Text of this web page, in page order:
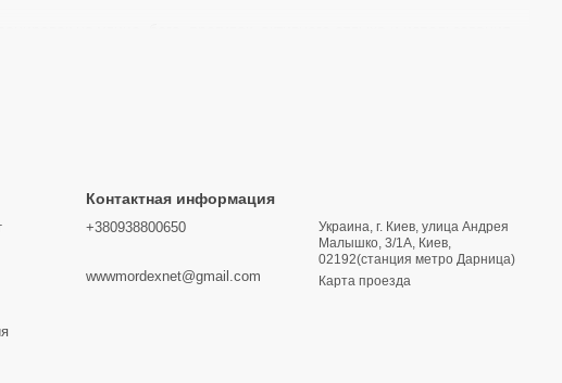
Контактная информация
+380938800650
wwwmordexnet@gmail.com
Украина, г. Киев, улица Андрея
Малышко, 3/1А, Киев,
02192(станция метро Дарница)
Карта проезда